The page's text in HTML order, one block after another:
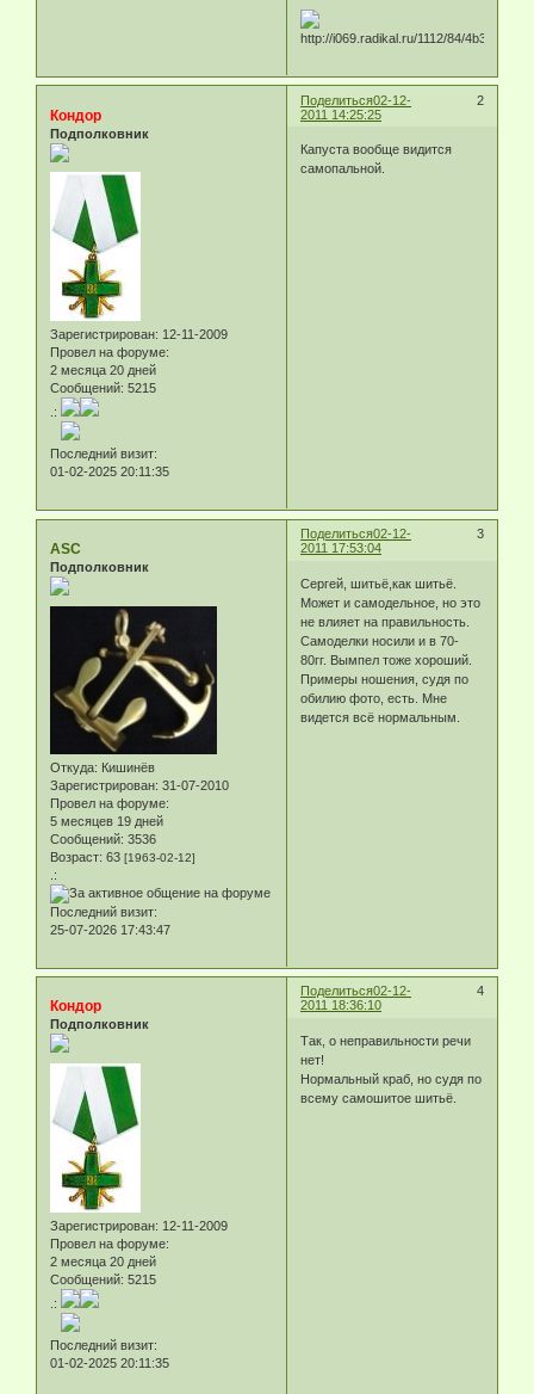
Поделиться 2
02-12-
2011 14:25:25
Кондор
Подполковник
Зарегистрирован: 12-11-2009
Провел на форуме:
2 месяца 20 дней
Сообщений: 5215
.:
Последний визит:
01-02-2025 20:11:35
Капуста вообще видится
самопальной.
Поделиться 3
02-12-
2011 17:53:04
ASC
Подполковник
Откуда: Кишинёв
Зарегистрирован: 31-07-2010
Провел на форуме:
5 месяцев 19 дней
Сообщений: 3536
Возраст: 63 [1963-02-12]
.:
Последний визит:
25-07-2026 17:43:47
Сергей, шитьё,как шитьё.
Может и самодельное, но это
не влияет на правильность.
Самоделки носили и в 70-
80гг. Вымпел тоже хороший.
Примеры ношения, судя по
обилию фото, есть. Мне
видется всё нормальным.
Поделиться 4
02-12-
2011 18:36:10
Кондор
Подполковник
Зарегистрирован: 12-11-2009
Провел на форуме:
2 месяца 20 дней
Сообщений: 5215
.:
Последний визит:
01-02-2025 20:11:35
Так, о неправильности речи
нет!
Нормальный краб, но судя по
всему самошитое шитьё.